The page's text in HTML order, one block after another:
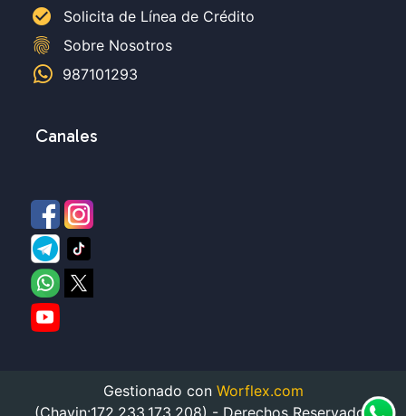
check_circle Solicita de Línea de Crédito
fingerprint
Sobre Nosotros
987101293
Canales
Gestionado con Worflex.com
(Chavin:172.233.173.208) - Derechos Reservados